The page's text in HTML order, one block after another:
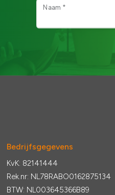
Naam *
Bedrijfsgegevens
KvK: 82141444
Rek.nr: NL78RABO0162875134
BTW: NL003645366B89